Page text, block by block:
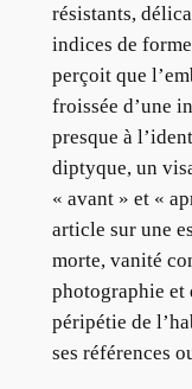
résistants,
indices de
perçoit que
froissée d’une
presque à
diptyque, un
« avant » et «
article sur une
morte, vanité
photographie et
péripétie de
ses références